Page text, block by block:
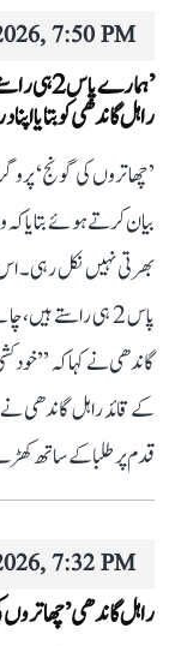
7:50 PM
’ہمارے
راہل گاندھی کو بتایا اپنا
’چھاتروں کی گونج‘
بھرتی نہیں نکل رہی۔
پاس 2 ہی راستے
گاندھی نے کہا کہ
کے قائد راہل گاندھی نے
قدم پر طلبا کے ساتھ
7:32 PM
راہل گاندھی